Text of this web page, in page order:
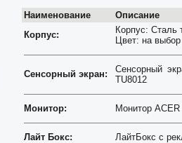
Наименование
Описание
Корпус:
Корпус:
Цвет: на
Сенсорный экран:
Сенсорный
TU8012
Монитор: Монитор
Лайт Бокс: ЛайтБокс с